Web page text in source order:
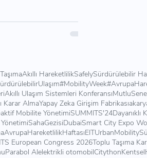
Akıllı HareketlilikSafelySürdürülebilir
#MobilityWeek
Akıllı Ulaşım Sistemleri Konferansı
Karar AlmaYapay Zeka Girişim Fabrikası
Mobilite YönetimiSUMMITS'24Dayanıklı
SahaGezisiDubaiSmart City Expo
AvrupaHareketlilikHaftasıEITUrbanMobility
ITS European Congress 2026Toplu Taşıma
Parabol AIelektrikli otomobilCitython